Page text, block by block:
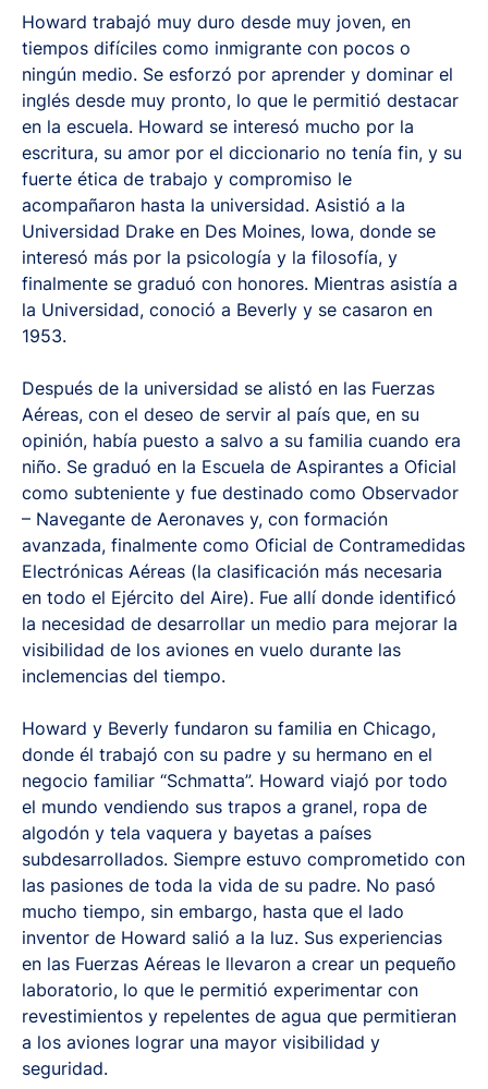
Howard trabajó muy duro desde muy joven, en
tiempos difíciles como inmigrante con pocos o
ningún medio. Se esforzó por aprender y dominar el
inglés desde muy pronto, lo que le permitió destacar
en la escuela. Howard se interesó mucho por la
escritura, su amor por el diccionario no tenía fin, y su
fuerte ética de trabajo y compromiso le
acompañaron hasta la universidad. Asistió a la
Universidad Drake en Des Moines, Iowa, donde se
interesó más por la psicología y la filosofía, y
finalmente se graduó con honores. Mientras asistía a
la Universidad, conoció a Beverly y se casaron en
1953.
Después de la universidad se alistó en las Fuerzas
Aéreas, con el deseo de servir al país que, en su
opinión, había puesto a salvo a su familia cuando era
niño. Se graduó en la Escuela de Aspirantes a Oficial
como subteniente y fue destinado como Observador
– Navegante de Aeronaves y, con formación
avanzada, finalmente como Oficial de Contramedidas
Electrónicas Aéreas (la clasificación más necesaria
en todo el Ejército del Aire). Fue allí donde identificó
la necesidad de desarrollar un medio para mejorar la
visibilidad de los aviones en vuelo durante las
inclemencias del tiempo.
Howard y Beverly fundaron su familia en Chicago,
donde él trabajó con su padre y su hermano en el
negocio familiar “Schmatta”. Howard viajó por todo
el mundo vendiendo sus trapos a granel, ropa de
algodón y tela vaquera y bayetas a países
subdesarrollados. Siempre estuvo comprometido con
las pasiones de toda la vida de su padre. No pasó
mucho tiempo, sin embargo, hasta que el lado
inventor de Howard salió a la luz. Sus experiencias
en las Fuerzas Aéreas le llevaron a crear un pequeño
laboratorio, lo que le permitió experimentar con
revestimientos y repelentes de agua que permitieran
a los aviones lograr una mayor visibilidad y
seguridad.